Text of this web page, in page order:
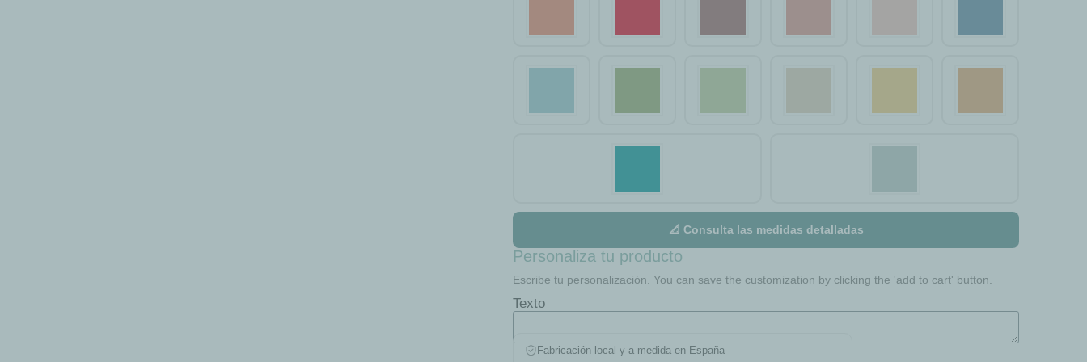
📐 Consulta las medidas detalladas
Personaliza tu producto
Escribe tu personalización. You can save the customization by clicking the 'add to cart' button.
Texto
Fabricación local y a medida en España